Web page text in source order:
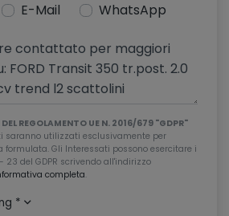
E-Mail WhatsApp
REGOLAMENTO UE N. 2016/679 "GDPR"
saranno utilizzati esclusivamente per
formulata. Gli Interessati possono esercitare i
del GDPR scrivendo all'indirizzo
completa.
*